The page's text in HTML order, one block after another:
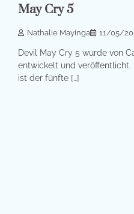
May Cry 5
Nathalie Mayinga 11/05/
Devil May Cry 5 wurde von
entwickelt und veröffentlicht.
ist der fünfte […]